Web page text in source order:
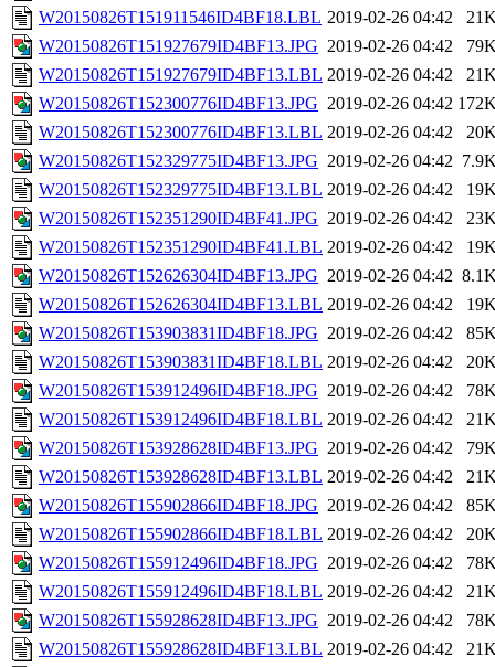
W20150826T151911546ID4BF18.LBL 2019-02-26 04:42
W20150826T151927679ID4BF13.JPG 2019-02-26 04:42
W20150826T151927679ID4BF13.LBL 2019-02-26 04:42
W20150826T152300776ID4BF13.JPG 2019-02-26 04:42
W20150826T152300776ID4BF13.LBL 2019-02-26 04:42
W20150826T152329775ID4BF13.JPG 2019-02-26 04:42
W20150826T152329775ID4BF13.LBL 2019-02-26 04:42
W20150826T152351290ID4BF41.JPG 2019-02-26 04:42
W20150826T152351290ID4BF41.LBL 2019-02-26 04:42
W20150826T152626304ID4BF13.JPG 2019-02-26 04:42
W20150826T152626304ID4BF13.LBL 2019-02-26 04:42
W20150826T153903831ID4BF18.JPG 2019-02-26 04:42
W20150826T153903831ID4BF18.LBL 2019-02-26 04:42
W20150826T153912496ID4BF18.JPG 2019-02-26 04:42
W20150826T153912496ID4BF18.LBL 2019-02-26 04:42
W20150826T153928628ID4BF13.JPG 2019-02-26 04:42
W20150826T153928628ID4BF13.LBL 2019-02-26 04:42
W20150826T155902866ID4BF18.JPG 2019-02-26 04:42
W20150826T155902866ID4BF18.LBL 2019-02-26 04:42
W20150826T155912496ID4BF18.JPG 2019-02-26 04:42
W20150826T155912496ID4BF18.LBL 2019-02-26 04:42
W20150826T155928628ID4BF13.JPG 2019-02-26 04:42
W20150826T155928628ID4BF13.LBL 2019-02-26 04:42